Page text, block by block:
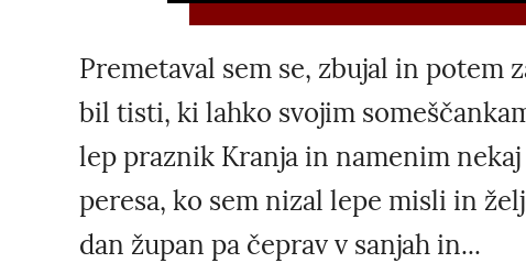
Premetaval sem se, zbujal in potem
bil tisti, ki lahko svojim
lep praznik Kranja in namenim
peresa, ko sem nizal lepe misli in
dan župan pa čeprav v sanjah in...